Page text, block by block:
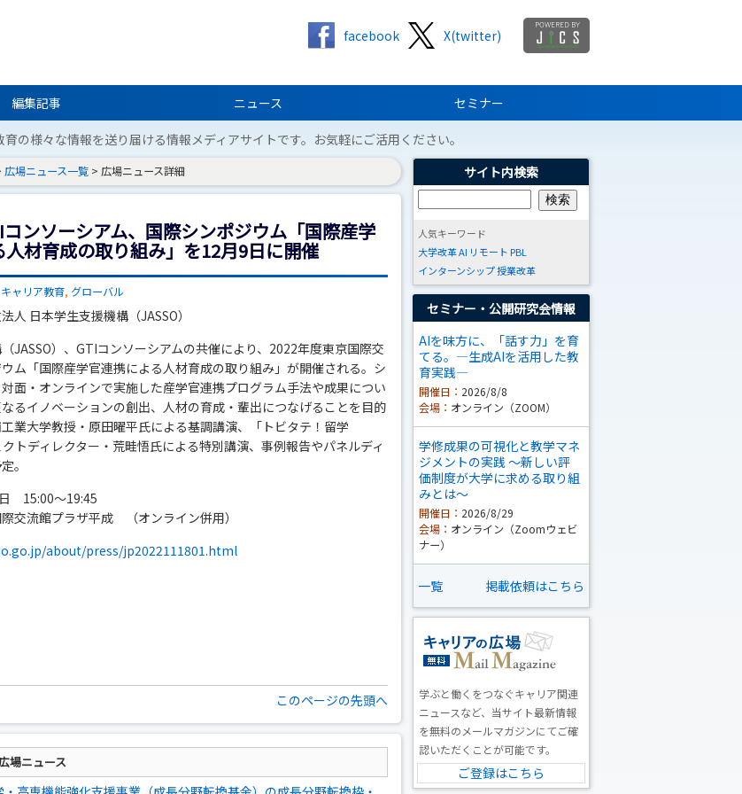
X(twitter)
facebook
編集記事 ニュース セミナー
の様々な情報を送り届ける情報メディアサイトです。お気軽にご活用ください。
広場ニュース一覧 > 広場ニュース詳細
ンソーシアム、国際シンポジウム「国際産学
人材育成の取り組み」を12月9日に開催
キャリア教育, グローバル
人 日本学生支援機構（JASSO）
JASSO）、GTIコンソーシアムの共催により、2022年度東京国際交
ム「国際産学官連携による人材育成の取り組み」が開催される。シ
面・オンラインで実施した産学官連携プログラム手法や成果につい
るイノベーションの創出、人材の育成・輩出につなげることを目的
業大学教授・原田曜平氏による基調講演、「トビタテ！留学
トディレクター・荒畦悟氏による特別講演、事例報告やパネルディ
。
15:00～19:45
交流館プラザ平成 （オンライン併用）
about/press/jp2022111801.html
このページの先頭へ
場ニュース
サイト内検索
人気キーワード
大学改革AI リモート PBL
インターンシップ授業改革
セミナー・公開研究会情報
AIを味方に、「話す力」を育
てる。―生成AIを活用した教
育実践―
開催日： 2026/8/8
会場： オンライン（ZOOM）
学修成果の可視化と教学マネ
ジメントの実践 ～新しい評
価制度が大学に求める取り組
みとは～
開催日： 2026/8/29
会場： オンライン（Zoomウェビ
ナー）
一覧 掲載依頼はこちら
学ぶと働くをつなぐキャリア関連
ニュースなど、当サイト最新情報
を無料のメールマガジンにてご確
認いただくことが可能です。
ご登録はこちら